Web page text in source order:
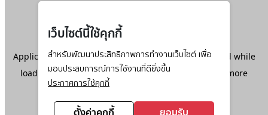
เว็บไซต์นี้ใช้คุกกี้
สำหรับพัฒนาประสิทธิภาพการทำงานเว็บไซต์ เพื่อ
มอบประสบการณ์การใช้งานที่ดียิ่งขึ้น
ประกาศการใช้คุกกี้
ตั้งค่าคุกกี้ ยอมรับ
Application error: aclient-side exception has occurred while
loadingwww.ktc.co.th(see the browser console
for more
information).